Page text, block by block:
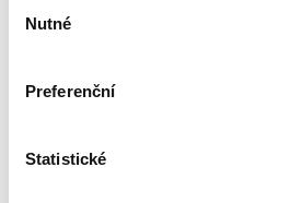
souhlasu
Nutné
Preferenční
StatistickéPetr Coufalík